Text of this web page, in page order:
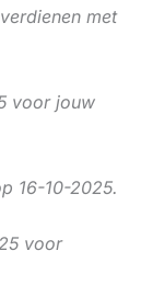
met
voor jouw
16-10-2025.
voor